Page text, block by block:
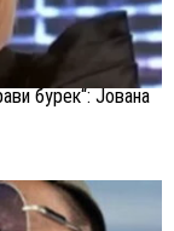
бурек“: Јована